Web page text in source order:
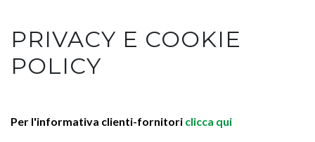
PRIVACY E COOKIE
POLICY
Per l'informativa clienti-fornitori clicca qui